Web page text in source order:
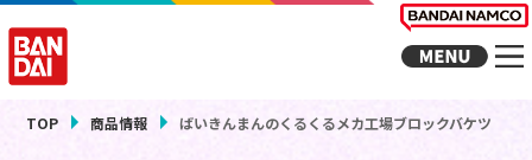
TOP 商品情報 ばいきんまんのくるくるメカ工場ブロックバケツ